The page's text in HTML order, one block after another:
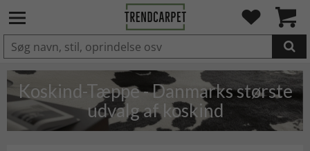
LAGT I INDKØBSKURVEN.
Koskind-Tæppe - Danmarks største
udvalg af koskind